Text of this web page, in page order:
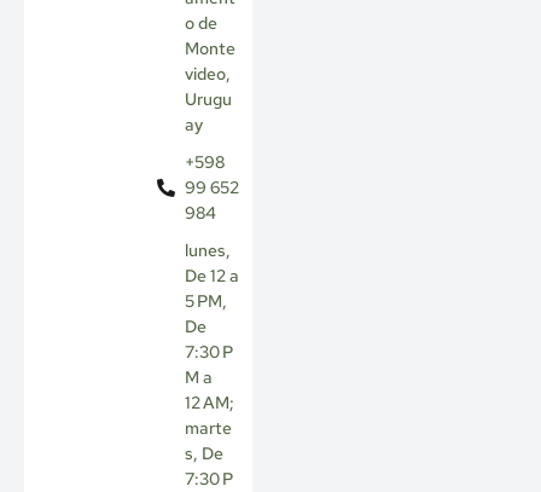
o de
Monte
video,
Urugu
ay
+598
99 652
984
lunes,
De 12 a
5 PM,
De
7:30 P
M a
12 AM;
marte
s, De
7:30 P